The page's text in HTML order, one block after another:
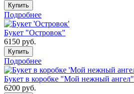
Купить
Подробнее
Букет "Островок"
6150 руб.
Купить
Подробнее
Букет в коробке "Мой нежный ангел"
6200 руб.